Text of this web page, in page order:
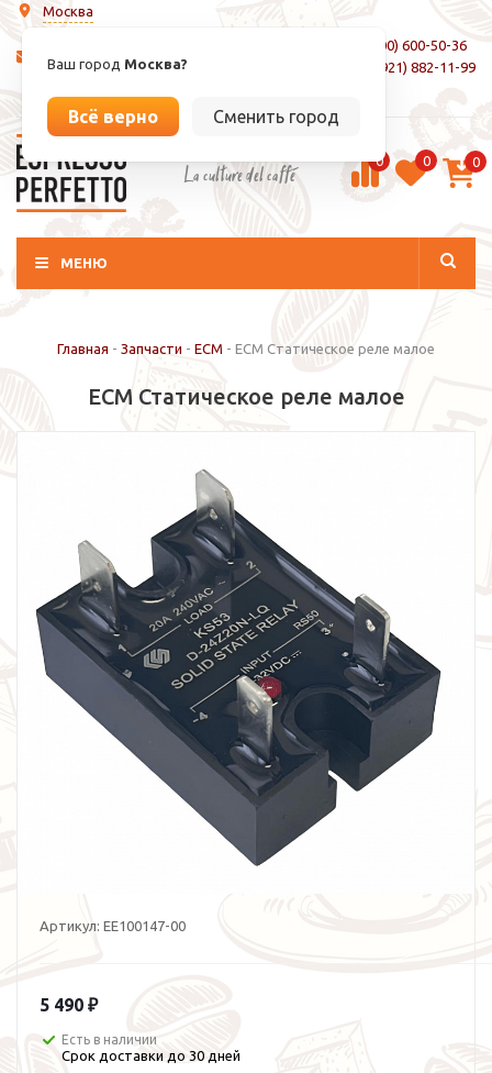
Москва
Ваш город Москва?
Всё верно Сменить город
info@espressoperfetto.ru
8 (800) 600-50-36
+7 (921) 882-11-99
La culture del caffé 0 0 0
МЕНЮ
Главная - Запчасти - ECM - ECM Статическое реле малое
ECM Статическое реле малое
Артикул: EE100147-00
5 490 ₽
Есть в наличии
Срок доставки до 30 дней